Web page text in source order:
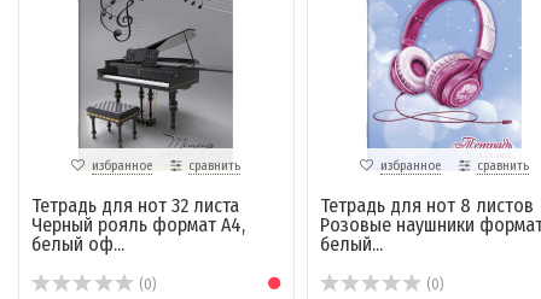
избранное сравнить
Тетрадь для нот 32 листа
Черный рояль формат А4,
белый оф...
(0)
избранное сравнить
Тетрадь для нот 8 листов
Розовые наушники
белый...
(0)